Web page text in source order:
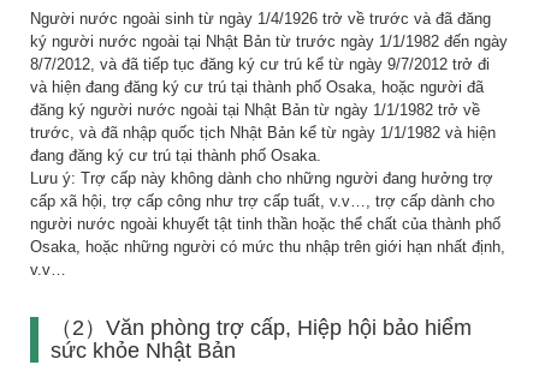
Người nước ngoài sinh từ ngày 1/4/1926 trở về trước và đã đăng
ký người nước ngoài tại Nhật Bản từ trước ngày 1/1/1982 đến ngày
8/7/2012, và đã tiếp tục đăng ký cư trú kể từ ngày 9/7/2012 trở đi
và hiện đang đăng ký cư trú tại thành phố Osaka, hoặc người đã
đăng ký người nước ngoài tại Nhật Bản từ ngày 1/1/1982 trở về
trước, và đã nhập quốc tịch Nhật Bản kể từ ngày 1/1/1982 và hiện
đang đăng ký cư trú tại thành phố Osaka.
Lưu ý: Trợ cấp này không dành cho những người đang hưởng trợ
cấp xã hội, trợ cấp công như trợ cấp tuất, v.v…, trợ cấp dành cho
người nước ngoài khuyết tật tinh thần hoặc thể chất của thành phố
Osaka, hoặc những người có mức thu nhập trên giới hạn nhất định,
v.v…
（2）Văn phòng trợ cấp, Hiệp hội bảo hiểm
sức khỏe Nhật Bản